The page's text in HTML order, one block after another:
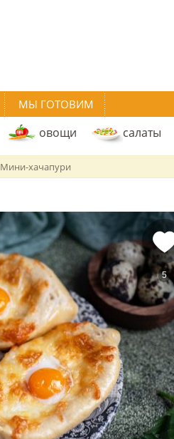
МЫ ГОТОВИМ
овощи салаты
Мини-хачапури
5